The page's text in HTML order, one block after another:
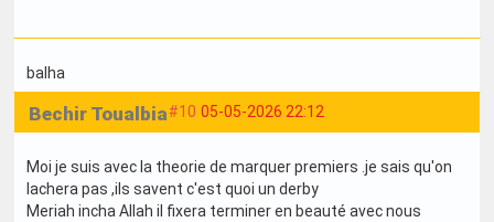
balha
#10 05-05-2026 22:12
Bechir Toualbia
Moi je suis avec la theorie de marquer premiers .je sais qu'on
lachera pas ,ils savent c'est quoi un derby
Meriah incha Allah il fixera terminer en beauté avec nous